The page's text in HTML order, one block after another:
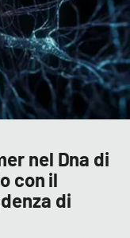
nel Dna di
con il
di